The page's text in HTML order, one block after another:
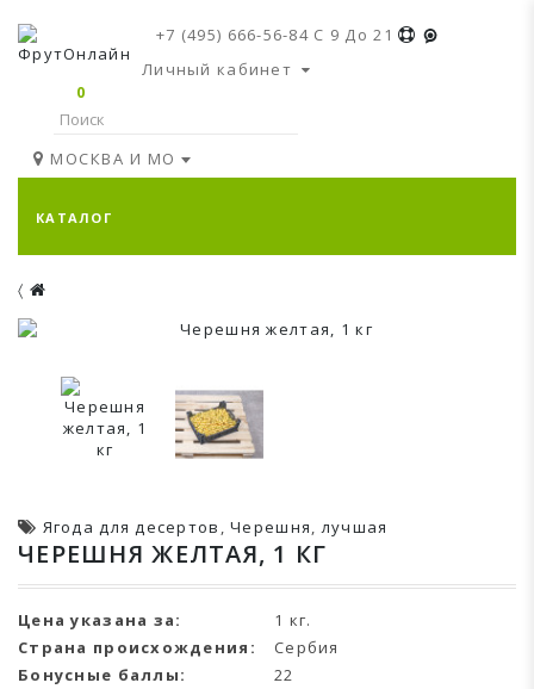
+7 (495) 666-56-84 C 9 До 21
Личный кабинет
0
МОСКВА И МО
КАТАЛОГ
Ягода для десертов ,Черешня,лучшая
ЧЕРЕШНЯ ЖЕЛТАЯ, 1 КГ
Цена указана за:
1 кг.
Страна происхождения:
Сербия
Бонусные баллы:
22